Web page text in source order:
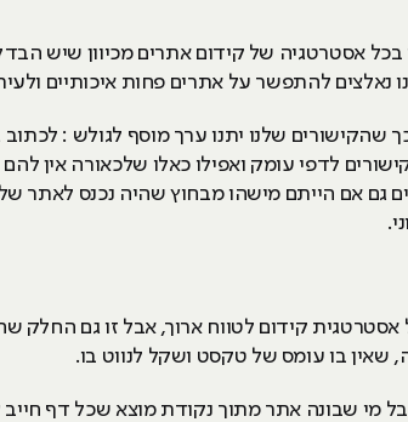
אסטרטגיה של קידום אתרים מכיוון שיש הבדל
להתפשר על אתרים פחות איכותיים
שהקישורים שלנו יתנו ערך מוסף לגולש :
לדפי עומק ואפילו כאלו שלכאורה אין
גם אם הייתם מישהו מבחוץ שהיה נכנס
קידום לטווח ארוך, אבל זו גם החלק
שאין בו עומס של טקסט ושקל לנווט בו.
מי שבונה אתר מתוך נקודת מוצא שכל דף